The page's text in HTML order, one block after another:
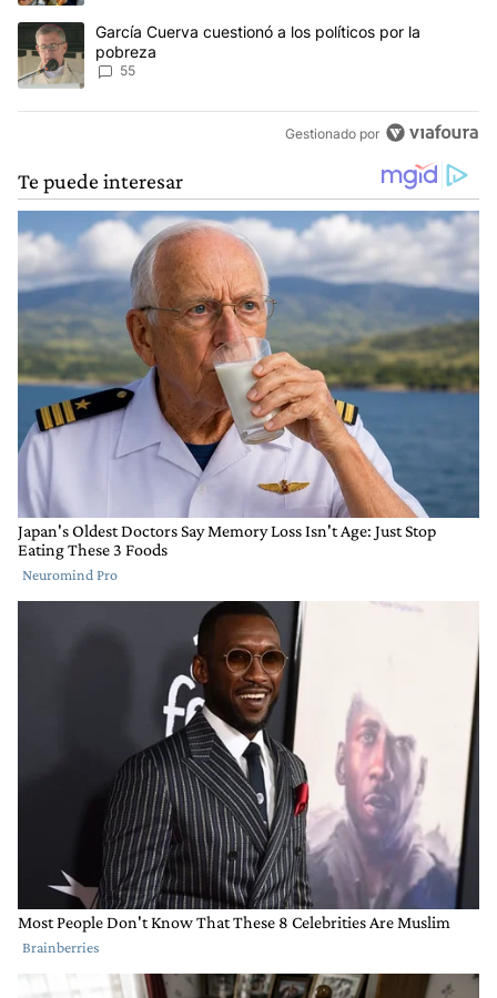
Un artículo de tendencia con el título "García Cuerva cuestionó
García Cuerva cuestionó a los políticos por la
pobreza
55
Gestionado por